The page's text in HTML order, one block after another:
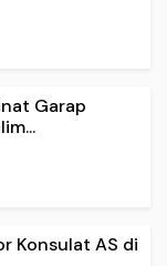
Garap
Konsulat AS di